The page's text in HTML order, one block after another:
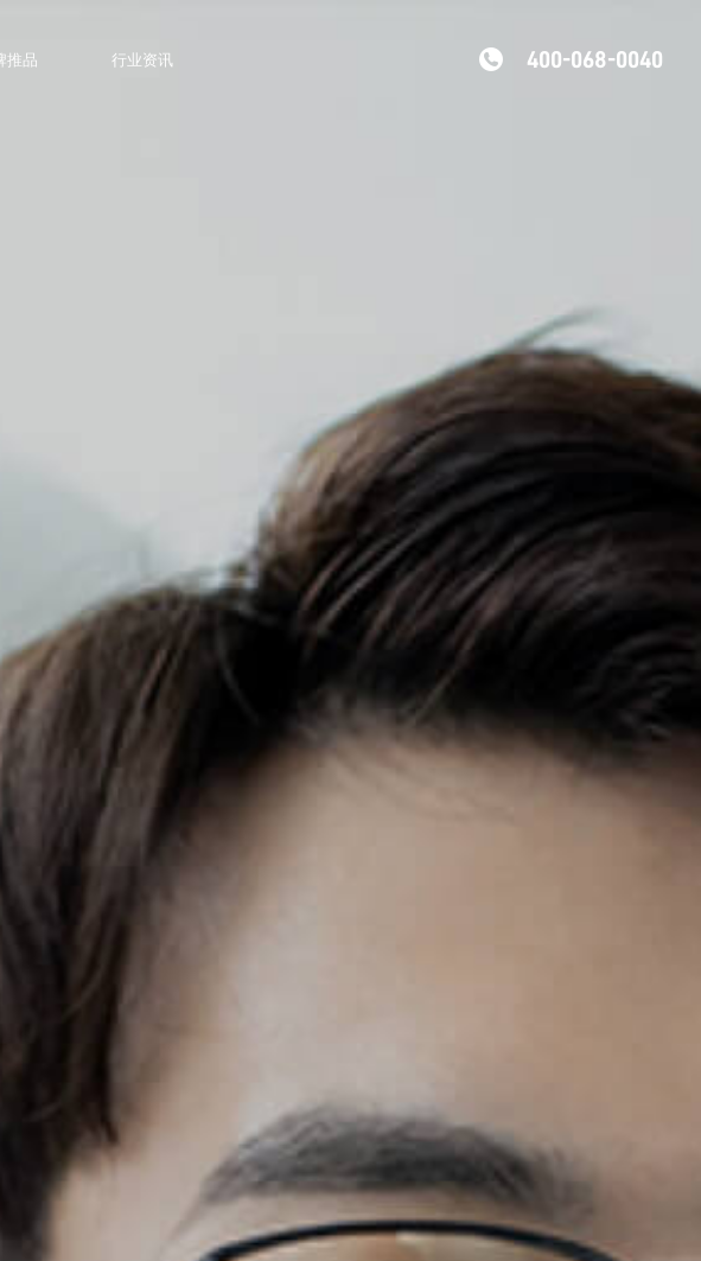
推品 行业资讯 400-068-0040